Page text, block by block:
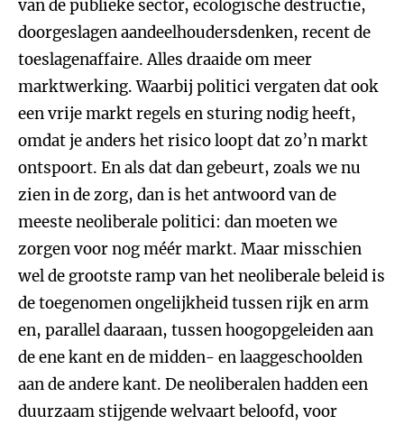
van de publieke sector, ecologische destructie,
doorgeslagen aandeelhoudersdenken, recent de
toeslagenaffaire. Alles draaide om meer
marktwerking. Waarbij politici vergaten dat ook
een vrije markt regels en sturing nodig heeft,
omdat je anders het risico loopt dat zo’n markt
ontspoort. En als dat dan gebeurt, zoals we nu
zien in de zorg, dan is het antwoord van de
meeste neoliberale politici: dan moeten we
zorgen voor nog méér markt. Maar misschien
wel de grootste ramp van het neoliberale beleid is
de toegenomen ongelijkheid tussen rijk en arm
en, parallel daaraan, tussen hoogopgeleiden aan
de ene kant en de midden- en laaggeschoolden
aan de andere kant. De neoliberalen hadden een
duurzaam stijgende welvaart beloofd, voor